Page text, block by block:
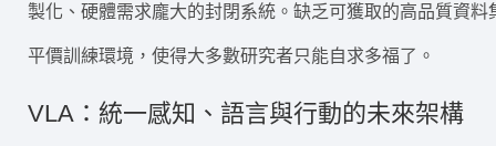
製化、硬體需求龐大的封閉系統。缺乏可獲取的高品質資料
平價訓練環境，使得大多數研究者只能自求多福了。
VLA：統一感知、語言與行動的未來架構